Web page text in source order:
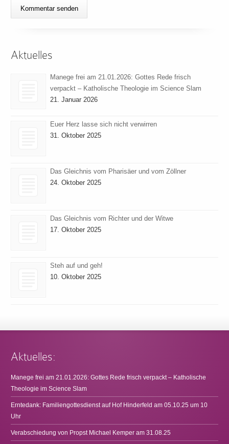
Aktuelles
Manege frei am 21.01.2026: Gottes Rede frisch
verpackt – Katholische Theologie im Science Slam
21. Januar 2026
Euer Herz lasse sich nicht verwirren
31. Oktober 2025
Das Gleichnis vom Pharisäer und vom Zöllner
24. Oktober 2025
Das Gleichnis vom Richter und der Witwe
17. Oktober 2025
Steh auf und geh!
10. Oktober 2025
Aktuelles:
Manege frei am 21.01.2026: Gottes Rede frisch verpackt – Katholische
Theologie im Science Slam
Erntedank: Familiengottesdienst auf Hof Hinderfeld am 05.10.25 um 10
Uhr
Verabschiedung von Propst Michael Kemper am 31.08.25